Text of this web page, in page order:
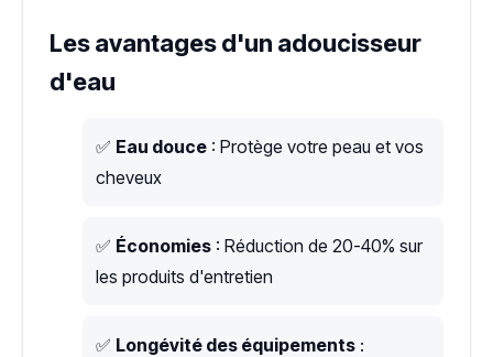
Les avantages d'un adoucisseur
d'eau
✅ Eau douce : Protège votre peau et vos
cheveux
✅ Économies : Réduction de 20-40% sur
les produits d'entretien
✅ Longévité des équipements :